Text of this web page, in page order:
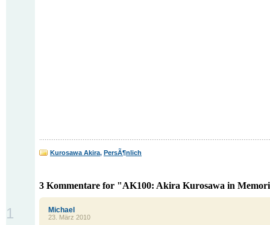
Kurosawa Akira, PersÃ¶nlich
3 Kommentare for "AK100: Akira Kurosawa in
Michael
23. März 2010
1